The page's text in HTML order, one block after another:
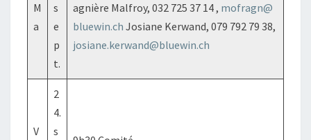
M
a
s
e
p
t.
agnière Malfroy, 032 725 37 14 , mofragn@
bluewin.ch Josiane Kerwand, 079 792 79 38,
josiane.kerwand@bluewin.ch
V
2
4.
s